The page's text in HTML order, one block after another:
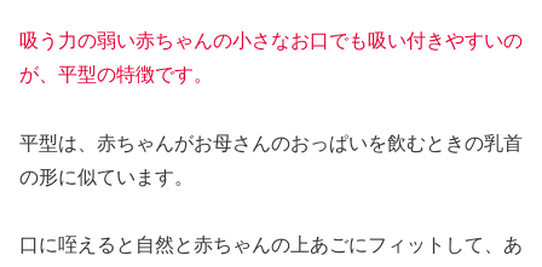
吸う力の弱い赤ちゃんの小さなお口でも吸い付きやすいの
が、平型の特徴です。
平型は、赤ちゃんがお母さんのおっぱいを飲むときの乳首
の形に似ています。
口に咥えると自然と赤ちゃんの上あごにフィットして、あ